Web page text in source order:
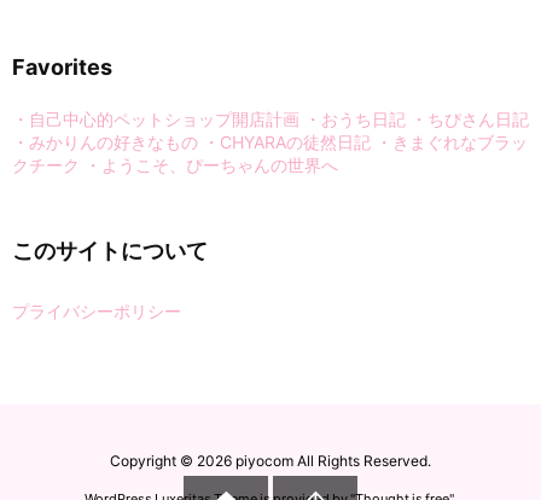
Favorites
・自己中心的ペットショップ開店計画 ・おうち日記 ・ちぴさん日記
・みかりんの好きなもの ・CHYARAの徒然日記 ・きまぐれなブラッ
クチーク
・ようこそ、ぴーちゃんの世界へ
このサイトについて
プライバシーポリシー
Copyright © 2026 piyocom All Rights Reserved.